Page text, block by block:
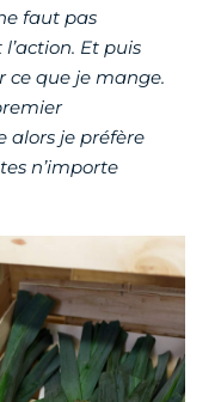
faut pas
Et puis
ce que je mange.
alors je préfère
n’importe